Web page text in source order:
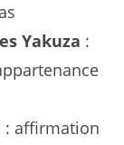
Yakuza :
: affirmation